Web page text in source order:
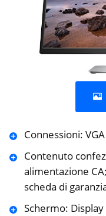
Connessioni:
Contenuto
alimentazione
scheda di
Schermo: